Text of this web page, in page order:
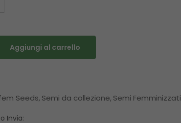
Aggiungi al carrello
Seeds Semi da collezione Semi Femminizzati
Invia: